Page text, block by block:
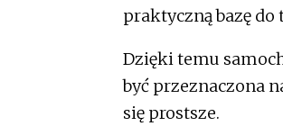
praktyczną bazę
Dzięki temu
być przeznaczona
się prostsze.